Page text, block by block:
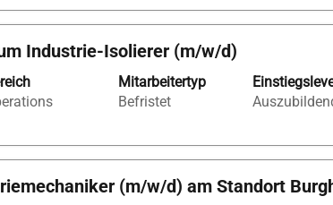
Industrie-Isolierer (m/w/d)
Mitarbeitertyp
Befristet
(m/w/d) am Standort